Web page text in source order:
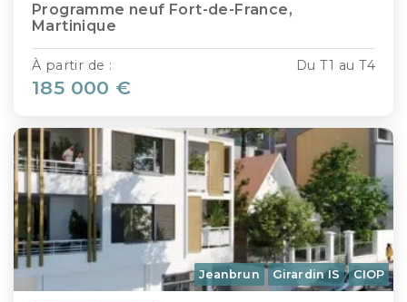
Programme neuf Fort-de-France,
Martinique
Du T1 au T4
À partir de :
185 000 €
Jeanbrun Girardin IS CIOP